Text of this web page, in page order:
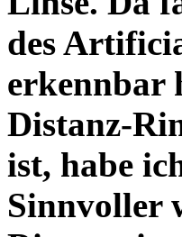
des
erkennbar
Distanz-
ist, habe
Sinnvoller